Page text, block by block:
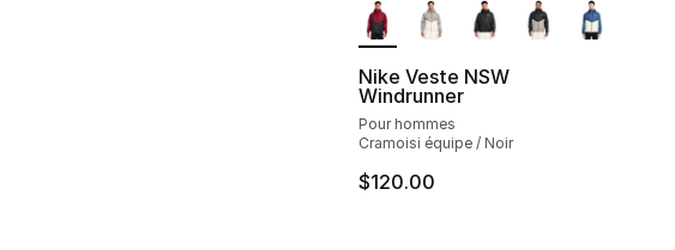
Nike Veste NSW
Windrunner
Pour hommes
Cramoisi équipe / Noir
$120.00